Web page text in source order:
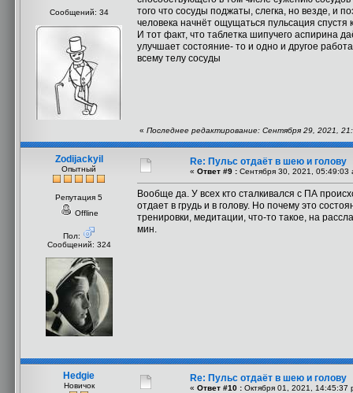
Сообщений: 34
того что сосуды поджаты, слегка, но везде, и
человека начнёт ощущаться пульсация спустя
И тот факт, что таблетка шипучего аспирина
улучшает состояние- то и одно и другое
всему телу сосуды
« Последнее редактирование: Сентября 29, 2021,
Zodijackyil
Опытный
Репутация 5
Offline
Пол:
Сообщений: 324
Re: Пульс отдаёт в шею и голову
« Ответ #9 : Сентября 30, 2021, 05:49:03
Вообще да. У всех кто сталкивался с ПА
отдает в грудь и в голову. Но почему это
тренировки, медитации, что-то такое, на
мин.
Hedgie
Новичок
Re: Пульс отдаёт в шею и голову
« Ответ #10 : Октября 01, 2021, 14:45:37